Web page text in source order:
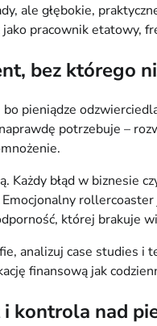
ale głębokie,
pracownik etatowy,
bez którego
pieniądze
potrzebuje –
Każdy błąd w
której brakuje
analizuj case
finansową jak
kontrola nad